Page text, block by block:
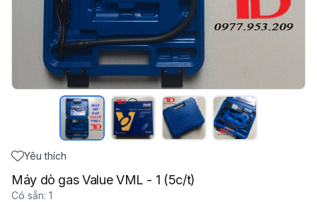
Yêu thích
Máy dò gas Value VML - 1 (5c/t)
Có sẵn: 1